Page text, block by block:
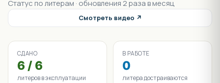
Статус по литерам · обновления 2 раза в месяц
Смотреть видео ↗
СДАНО
6 / 6
литеров в эксплуатации
В РАБОТЕ
0
литера достраиваются